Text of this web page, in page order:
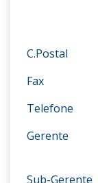
C.Postal
Fax
Telefone
Gerente
Sub-Gerente